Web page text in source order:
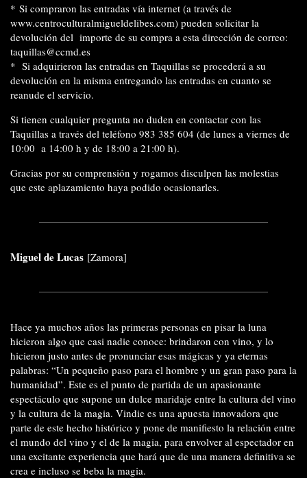
* Si compraron las entradas vía internet (a través de
www.centroculturalmigueldelibes.com) pueden solicitar la
devolución del importe de su compra a esta dirección de correo:
taquillas@ccmd.es
* Si adquirieron las entradas en Taquillas se procederá a su
devolución en la misma entregando las entradas en cuanto se
reanude el servicio.
Si tienen cualquier pregunta no duden en contactar con las
Taquillas a través del teléfono 983 385 604 (de lunes a viernes de
10:00 a 14:00 h y de 18:00 a 21:00 h).
Gracias por su comprensión y rogamos disculpen las molestias
que este aplazamiento haya podido ocasionarles.
Miguel de Lucas [Zamora]
Hace ya muchos años las primeras personas en pisar la luna
hicieron algo que casi nadie conoce: brindaron con vino, y lo
hicieron justo antes de pronunciar esas mágicas y ya eternas
palabras: “Un pequeño paso para el hombre y un gran paso para la
humanidad”. Este es el punto de partida de un apasionante
espectáculo que supone un dulce maridaje entre la cultura del vino
y la cultura de la magia. Vindie es una apuesta innovadora que
parte de este hecho histórico y pone de manifiesto la relación entre
el mundo del vino y el de la magia, para envolver al espectador en
una excitante experiencia que hará que de una manera definitiva se
crea e incluso se beba la magia.